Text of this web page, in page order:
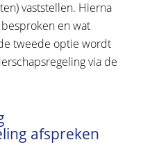
vaststellen. Hierna
en wat
tweede optie wordt
via de
afspreken